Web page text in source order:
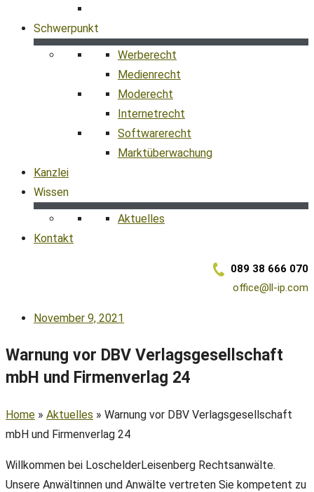
Schwerpunkt
Werberecht
Medienrecht
Moderecht
Internetrecht
Softwarerecht
Marktüberwachung
Kanzlei
Wissen
Aktuelles
Kontakt
089 38 666 070
office@ll-ip.com
November 9, 2021
Warnung vor DBV Verlagsgesellschaft
mbH und Firmenverlag 24
Home » Aktuelles » Warnung vor DBV Verlagsgesellschaft
mbH und Firmenverlag 24
Willkommen bei LoschelderLeisenberg Rechtsanwälte.
Unsere Anwältinnen und Anwälte vertreten Sie kompetent zu